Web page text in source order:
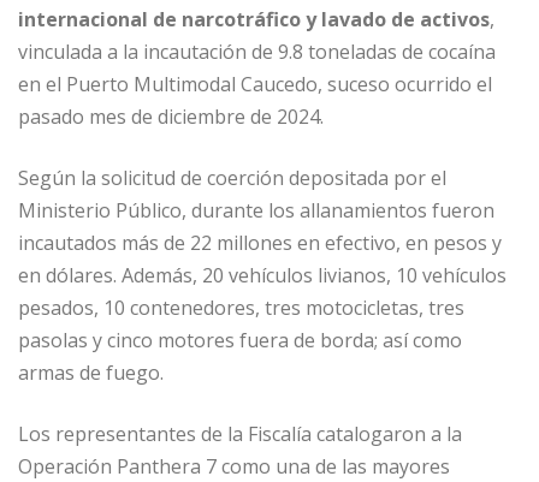
internacional de narcotráfico y lavado de activos,
vinculada a la incautación de 9.8 toneladas de cocaína
en el Puerto Multimodal Caucedo, suceso ocurrido el
pasado mes de diciembre de 2024.
Según la solicitud de coerción depositada por el
Ministerio Público, durante los allanamientos fueron
incautados más de 22 millones en efectivo, en pesos y
en dólares. Además, 20 vehículos livianos, 10 vehículos
pesados, 10 contenedores, tres motocicletas, tres
pasolas y cinco motores fuera de borda; así como
armas de fuego.
Los representantes de la Fiscalía catalogaron a la
Operación Panthera 7 como una de las mayores